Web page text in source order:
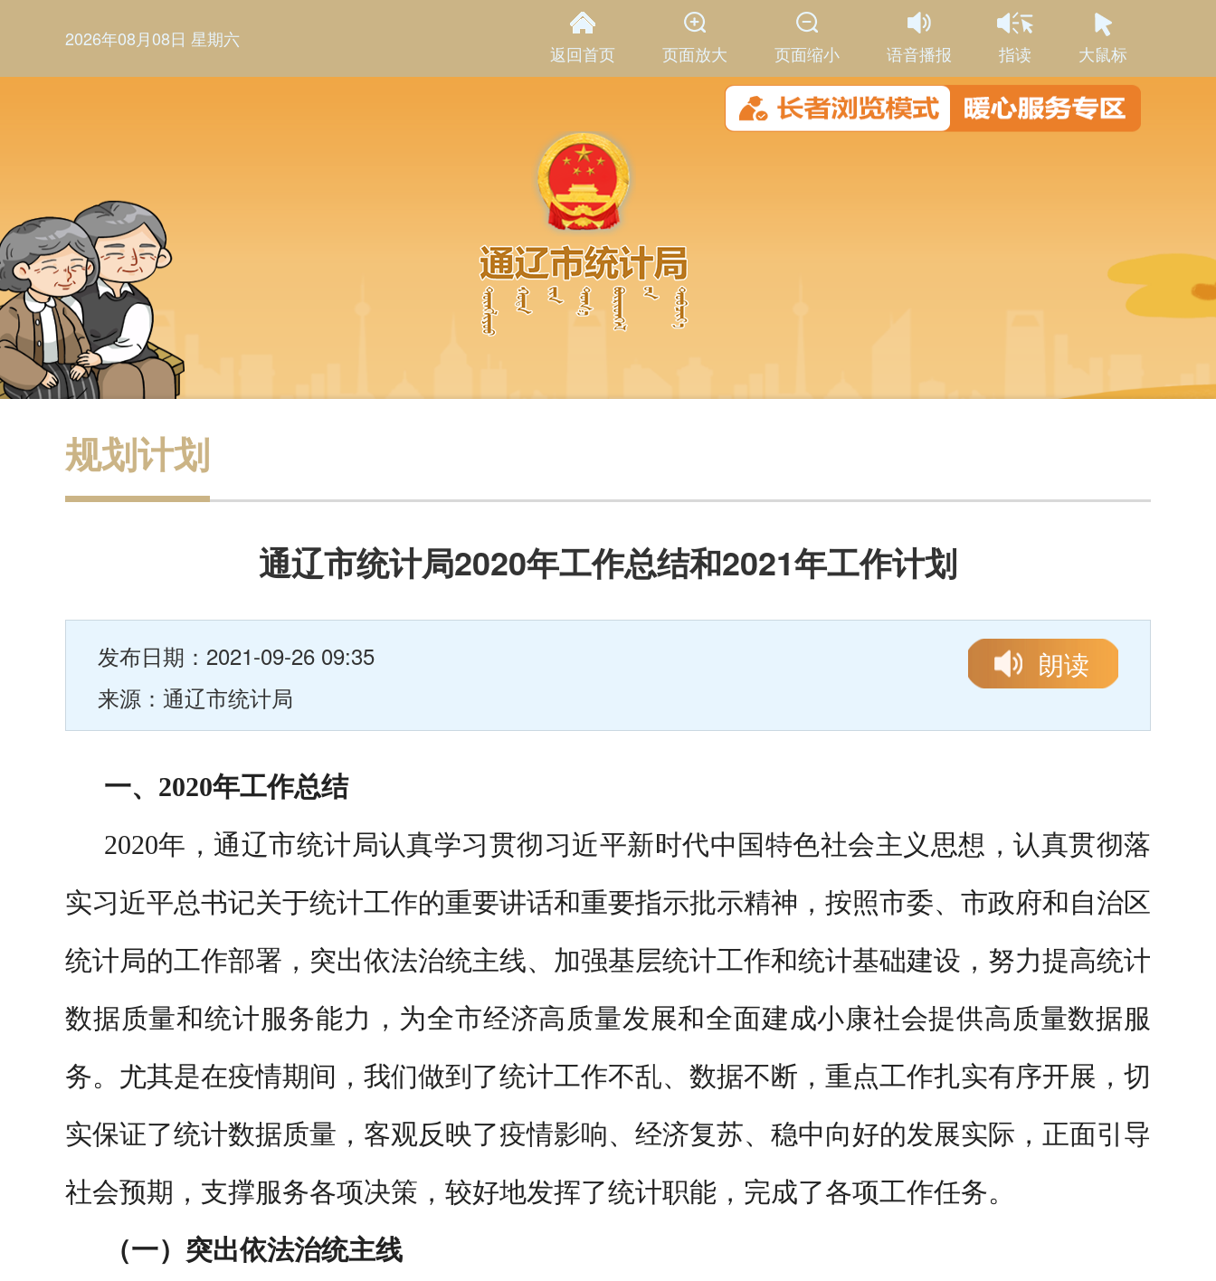
2026年08月08日 星期六
返回首页 页面放大 页面缩小 语音播报 指读 大鼠标
规划计划
通辽市统计局2020年工作总结和2021年工作计划
发布日期：2021-09-26 09:35
来源：通辽市统计局
朗读
一、2020年工作总结
2020年，通辽市统计局认真学习贯彻习近平新时代中国特色社会主义思想，认真贯彻落
实习近平总书记关于统计工作的重要讲话和重要指示批示精神，按照市委、市政府和自治区
统计局的工作部署，突出依法治统主线、加强基层统计工作和统计基础建设，努力提高统计
数据质量和统计服务能力，为全市经济高质量发展和全面建成小康社会提供高质量数据服
务。尤其是在疫情期间，我们做到了统计工作不乱、数据不断，重点工作扎实有序开展，切
实保证了统计数据质量，客观反映了疫情影响、经济复苏、稳中向好的发展实际，正面引导
社会预期，支撑服务各项决策，较好地发挥了统计职能，完成了各项工作任务。
（一）突出依法治统主线